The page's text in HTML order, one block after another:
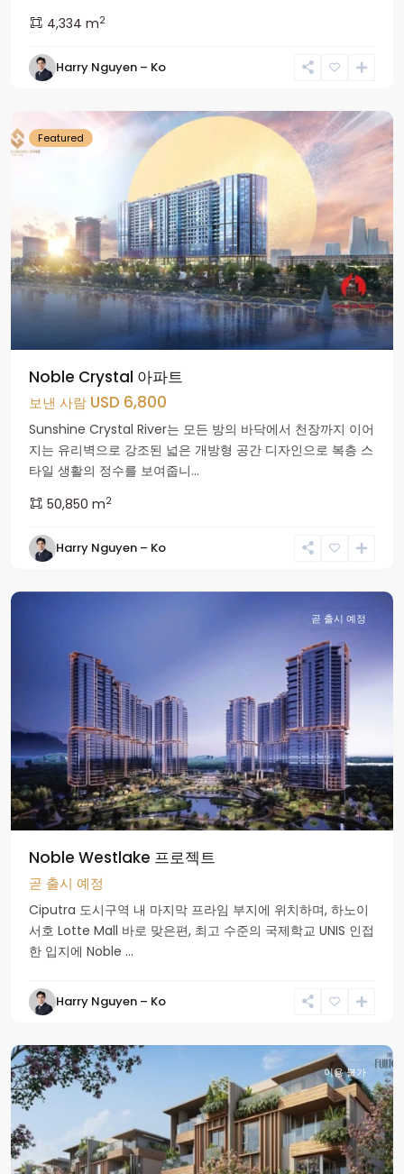
4,334 m2
Harry Nguyen – Ko
Tay
Ho
Featured
Noble Crystal 아파트
보낸 사람 USD 6,800
Sunshine Crystal River는 모든 방의 바닥에서 천장까지 이어
지는 유리벽으로 강조된 넓은 개방형 공간 디자인으로 복층 스
타일 생활의 정수를 보여줍니...
50,850 m2
Harry Nguyen – Ko
Ciputra
도
시
역,
Tay
Ho
곧 출시 예정
Noble Westlake 프로젝트
곧 출시 예정
Ciputra 도시구역 내 마지막 프라임 부지에 위치하며, 하노이
서호 Lotte Mall 바로 맞은편, 최고 수준의 국제학교 UNIS 인접
한 입지에 Noble ...
Harry Nguyen – Ko
Hung
이용 불가